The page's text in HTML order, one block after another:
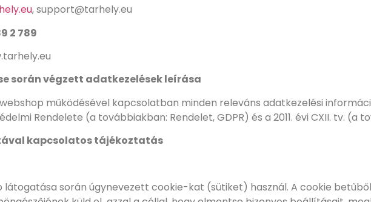
, support@tarhely.eu
2 789
során végzett adatkezelések leírása
működésével kapcsolatban minden releváns adatkezelési
Rendelete (a továbbiakban: Rendelet, GDPR) és a 2011. évi CXII. tv. (a
kapcsolatos tájékoztatás
látogatása során úgynevezett cookie-kat (sütiket) használ. A cookie